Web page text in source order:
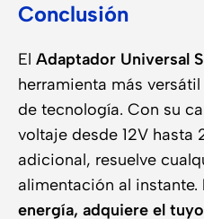
Conclusión
El Adaptador Universal
herramienta más
de tecnología. Con su
voltaje desde 12V hasta
adicional, resuelve
alimentación al instante.
energía, adquiere el